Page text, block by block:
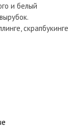
и белый
скрапбукинге